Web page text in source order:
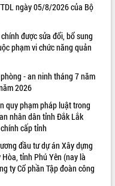
ngày 05/8/2026 của Bộ
được sửa đổi, bổ sung
phạm vi chức năng quản
- an ninh tháng 7 năm
2026
quy phạm pháp luật trong
nhân dân tỉnh Đắk Lắk
cấp tỉnh
đầu tư dự án Xây dựng
tỉnh Phú Yên (nay là
ty Cổ phần Tập đoàn công